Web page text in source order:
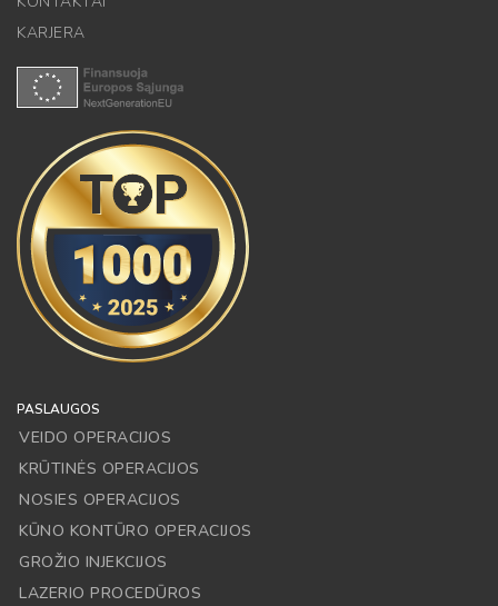
KARJERA
PASLAUGOS
VEIDO OPERACIJOS
KRŪTINĖS OPERACIJOS
NOSIES OPERACIJOS
KŪNO KONTŪRO OPERACIJOS
GROŽIO INJEKCIJOS
LAZERIO PROCEDŪROS